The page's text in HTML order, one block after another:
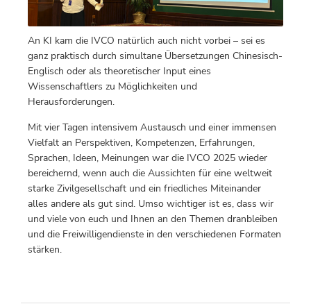
An KI kam die IVCO natürlich auch nicht vorbei – sei es
ganz praktisch durch simultane Übersetzungen Chinesisch-
Englisch oder als theoretischer Input eines
Wissenschaftlers zu Möglichkeiten und
Herausforderungen.
Mit vier Tagen intensivem Austausch und einer immensen
Vielfalt an Perspektiven, Kompetenzen, Erfahrungen,
Sprachen, Ideen, Meinungen war die IVCO 2025 wieder
bereichernd, wenn auch die Aussichten für eine weltweit
starke Zivilgesellschaft und ein friedliches Miteinander
alles andere als gut sind. Umso wichtiger ist es, dass wir
und viele von euch und Ihnen an den Themen dranbleiben
und die Freiwilligendienste in den verschiedenen Formaten
stärken.